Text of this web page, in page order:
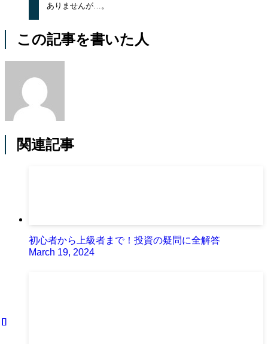
ありませんが…。
この記事を書いた人
関連記事
初心者から上級者まで！投資の疑問に全解答
March 19, 2024